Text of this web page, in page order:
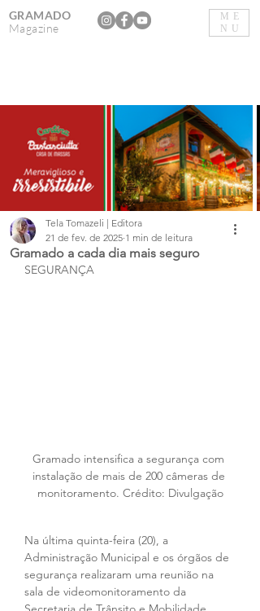
ME
NU
GRAMADO
Magazine
Gramado a cada dia mais seguro
Tela Tomazeli | Editora
21 de fev. de 2025 1 min de leitura
SEGURANÇA
Gramado intensifica a segurança com
instalação de mais de 200 câmeras de
monitoramento. Crédito: Divulgação
Na última quinta-feira (20), a
Administração Municipal e os órgãos de
segurança realizaram uma reunião na
sala de videomonitoramento da